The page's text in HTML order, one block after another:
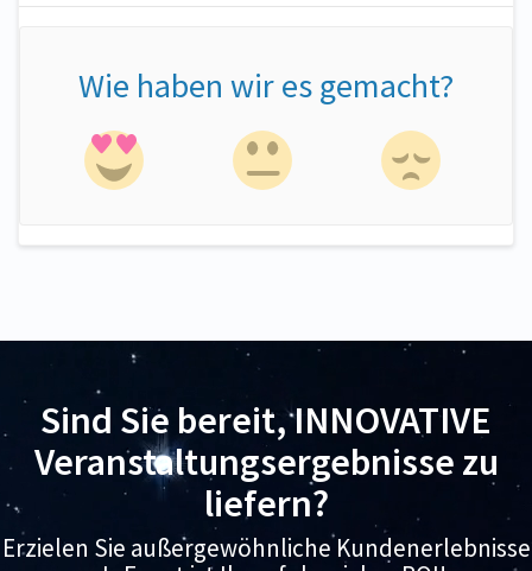
Wie haben wir es gemacht?
Sind Sie bereit, INNOVATIVE
Veranstaltungsergebnisse zu
liefern?
Erzielen Sie außergewöhnliche Kundenerlebnisse